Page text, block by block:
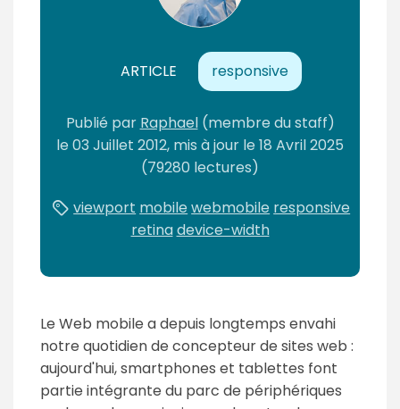
ARTICLE responsive
Publié par Raphael (membre du staff)
le03 Juillet 2012, mis à jour le18 Avril 2025
(79280 lectures)
viewport mobilewebmobile responsive
retinadevice-width
Le Web mobile a depuis longtemps envahi
notre quotidien de concepteur de sites web :
aujourd'hui, smartphones et tablettes font
partie intégrante du parc de périphériques